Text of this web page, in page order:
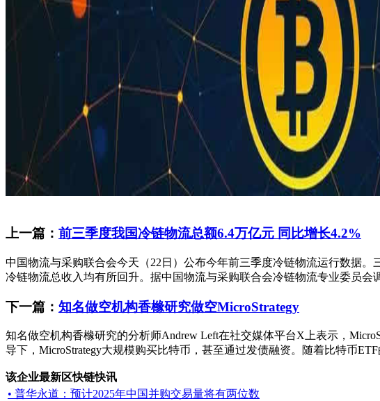
上一篇： 前三季度我国冷链物流总额6.4万亿元 同比增长4.2%
中国物流与采购联合会今天（22日）公布今年前三季度冷链物流运行数据
冷链物流总收入均有所回升。据中国物流与采购联合会冷链物流专业委员会
下一篇： 知名做空机构香橼研究做空MicroStrategy
知名做空机构香橼研究的分析师Andrew Left在社交媒体平台X上表示，
导下，MicroStrategy大规模购买比特币，甚至通过发债融资。随着比特币
该企业最新区快链快讯
• 普华永道：预计2025年中国并购交易量将有两位数